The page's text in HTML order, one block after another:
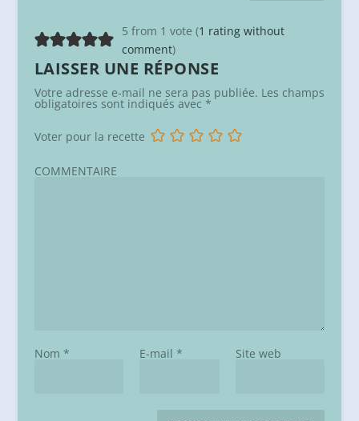
5 from 1 vote (1 rating without
comment)
LAISSER UNE RÉPONSE
Votre adresse e-mail ne sera pas publiée. Les champs
obligatoires sont indiqués avec *
Voter pour la recette
COMMENTAIRE
Nom * E-mail * Site web